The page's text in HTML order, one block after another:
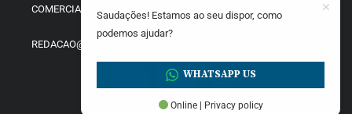
COMERCIAL@DIARIOINDEPENDENTE.INFO
REDACAO@DIARIOINDEPENDENTE.INFO
Saudações! Estamos ao seu dispor, como
podemos ajudar?
WHATSAPP US
Online | Privacy policy